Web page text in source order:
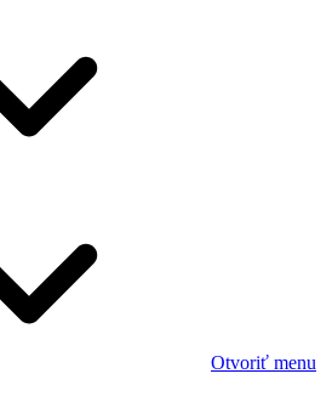
Otvoriť menu
Powered by chaterimo